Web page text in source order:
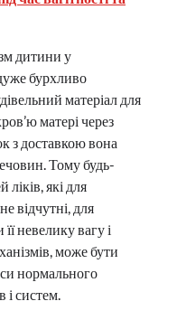
дитини у
бурхливо
матеріал для
матері через
з доставкою вона
Тому будь-
ліків, які для
відчутні, для
невелику вагу і
може бути
нормального
і систем.